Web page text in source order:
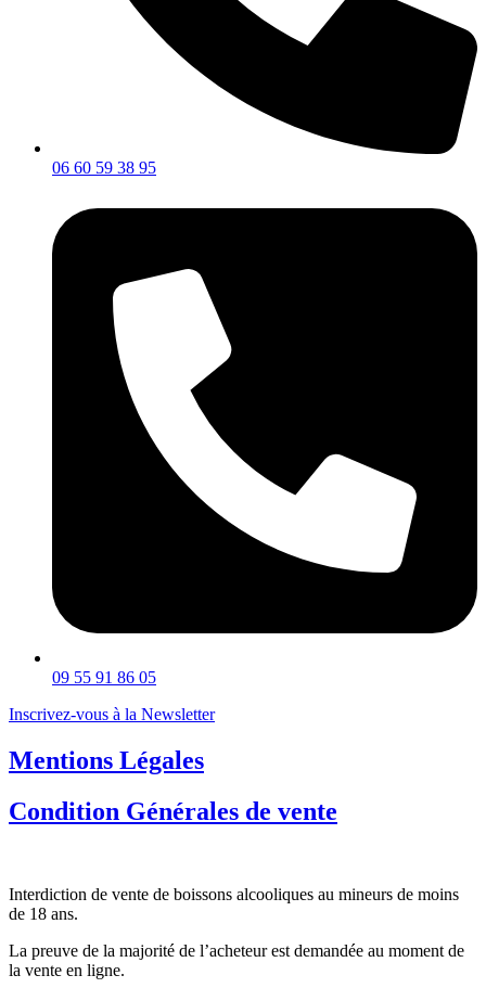
06 60 59 38 95
09 55 91 86 05
Inscrivez-vous à la Newsletter
Mentions Légales
Condition Générales de vente
Interdiction de vente de boissons alcooliques au mineurs de moins
de 18 ans.
La preuve de la majorité de l’acheteur est demandée au moment de
la vente en ligne.